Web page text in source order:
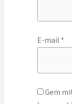
E-mail *
Gem